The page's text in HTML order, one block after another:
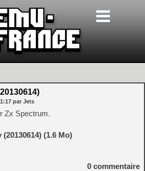
par Jets
Zx Spectrum.
(1.6 Mo)
0 commentaire